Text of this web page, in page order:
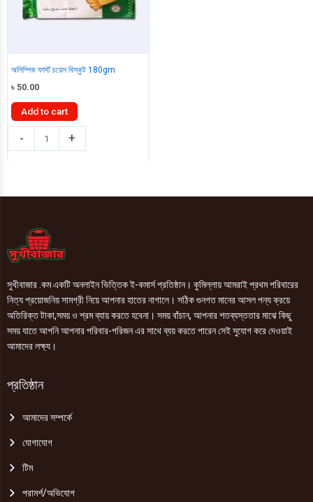
অলিম্পিক ফার্স্ট চয়েস বিস্কুট 180gm
৳ 50.00
Add to cart
-
ফার্স্ট
180gm
+
সুখীবাজার .কম একটি অনলাইন ভিত্তিক ই-কমার্স প্রতিষ্ঠান। কুমিল্লায় আমরাই প্রথম পরিবারের
নিত্য প্রয়োজনিয় সামগ্রী নিয়ে আপনার হাতের নাগালে। সঠিক গুনগত মানের আসল পন্য ক্রয়ে
অতিরিক্ত টাকা,সময় ও শ্রম ব্যায় করতে হবেনা। সময় বাঁচান, আপনার শতব্যস্ততার মাঝে কিছু
সময় যাতে আপনি আপনার পরিবার-পরিজন এর সাথে ব্যয় করতে পারেন সেই সুযোগ করে দেওয়াই
আমাদের লক্ষ্য।
প্রতিষ্ঠান
আমাদের সম্পর্কে
যোগাযোগ
টিম
পরামর্শ/অভিযোগ